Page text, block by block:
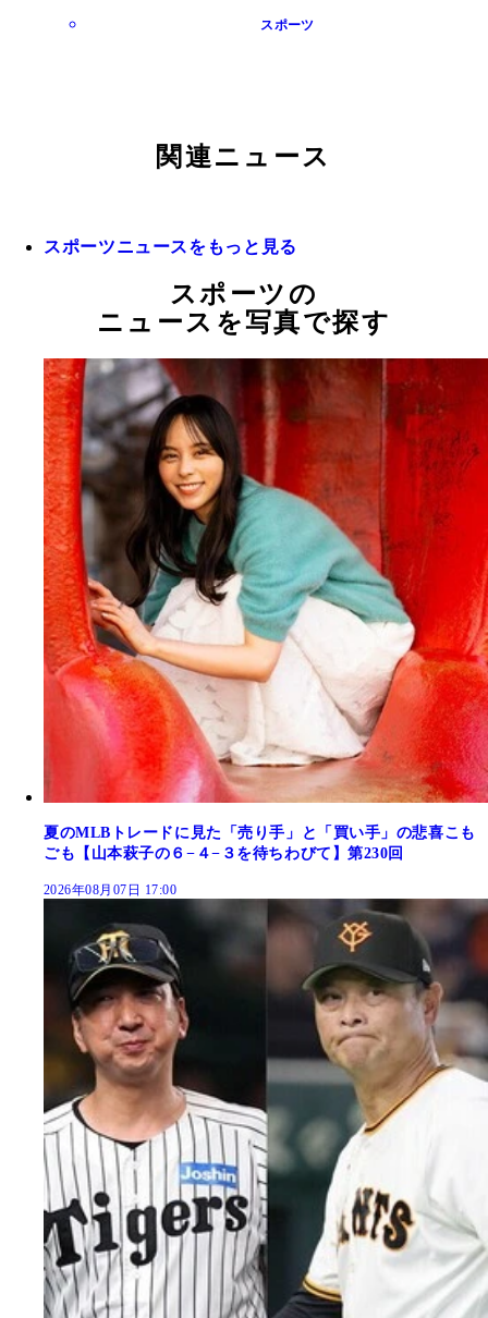
スポーツ
関連ニュース
スポーツニュースをもっと見る
スポーツの
ニュースを写真で探す
夏のMLBトレードに見た「売り手」と「買い手」の悲喜こも
ごも【山本萩子の６−４−３を待ちわびて】第230回
2026年08月07日 17:00